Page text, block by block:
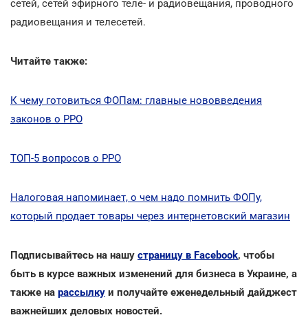
сетей, сетей эфирного теле- и радиовещания, проводного
радиовещания и телесетей.
Читайте также:
К чему готовиться ФОПам: главные нововведения
законов о РРО
ТОП-5 вопросов о РРО
Налоговая напоминает, о чем надо помнить ФОПу,
который продает товары через интернетовский магазин
Подписывайтесь на нашу страницу в Facebook, чтобы
быть в курсе важных изменений для бизнеса в Украине, а
также на рассылку и получайте еженедельный дайджест
важнейших деловых новостей.